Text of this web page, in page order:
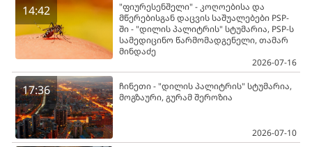
14:42
"ფიურესენშელი" - კოღოებისა და
მწერებისგან დაცვის საშუალებები PSP-
ში - "დილის პალიტრის" სტუმარია, PSP-ს
სამედიცინო წარმომადგენელი, თამარ
მინდაძე
2026-07-16
17:36
ჩინეთი - "დილის პალიტრის" სტუმარია,
მოგზაური, გურამ შეროზია
2026-07-10